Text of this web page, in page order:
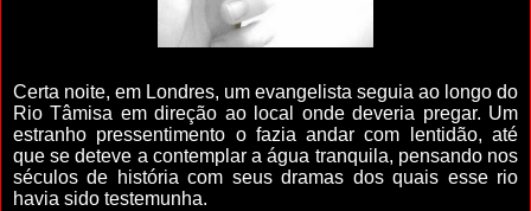
Certa noite, em Londres, um evangelista seguia ao longo do
Rio Tâmisa em direção ao local onde deveria pregar. Um
estranho pressentimento o fazia andar com lentidão, até
que se deteve a contemplar a água tranquila, pensando nos
séculos de história com seus dramas dos quais esse rio
havia sido testemunha.